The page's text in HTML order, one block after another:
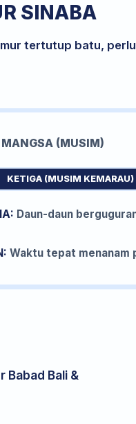
SINABA
tertutup batu,
(MUSIM)
KETIGA (MUSIM KEMARAU)
Daun-daun
Waktu tepat menanam
Babad Bali &